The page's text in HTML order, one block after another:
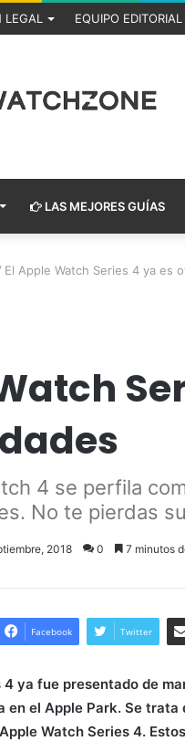
EQUIPO EDITORIAL
LAS MEJORES GUÍAS
El Apple Watch Series 4 ya es
4 se perfila
No te pierdas
2018 0 7 minutos
Facebook Twitter
4 ya fue presentado de
en el Apple Park. Se
Watch Series 4.